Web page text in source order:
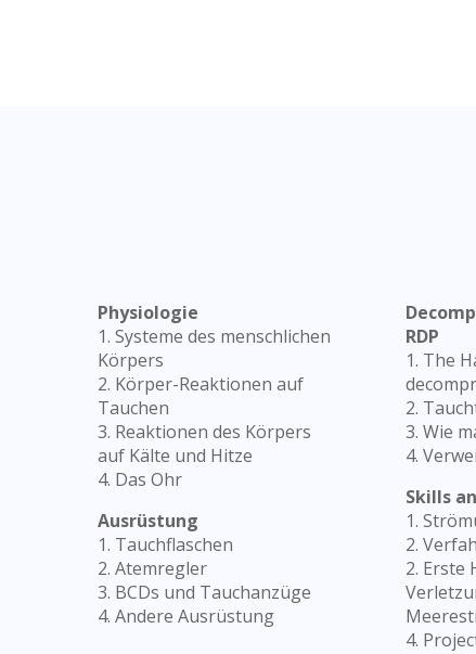
Physiologie
1. Systeme des menschlichen
Körpers
2. Körper-Reaktionen auf
Tauchen
3. Reaktionen des Körpers
auf Kälte und Hitze
4. Das Ohr
Ausrüstung
1. Tauchflaschen
2. Atemregler
3. BCDs und Tauchanzüge
4. Andere Ausrüstung
RDP
1. The
2.
3. Wie
4.
Skills
1.
2.
2. Erste
4.